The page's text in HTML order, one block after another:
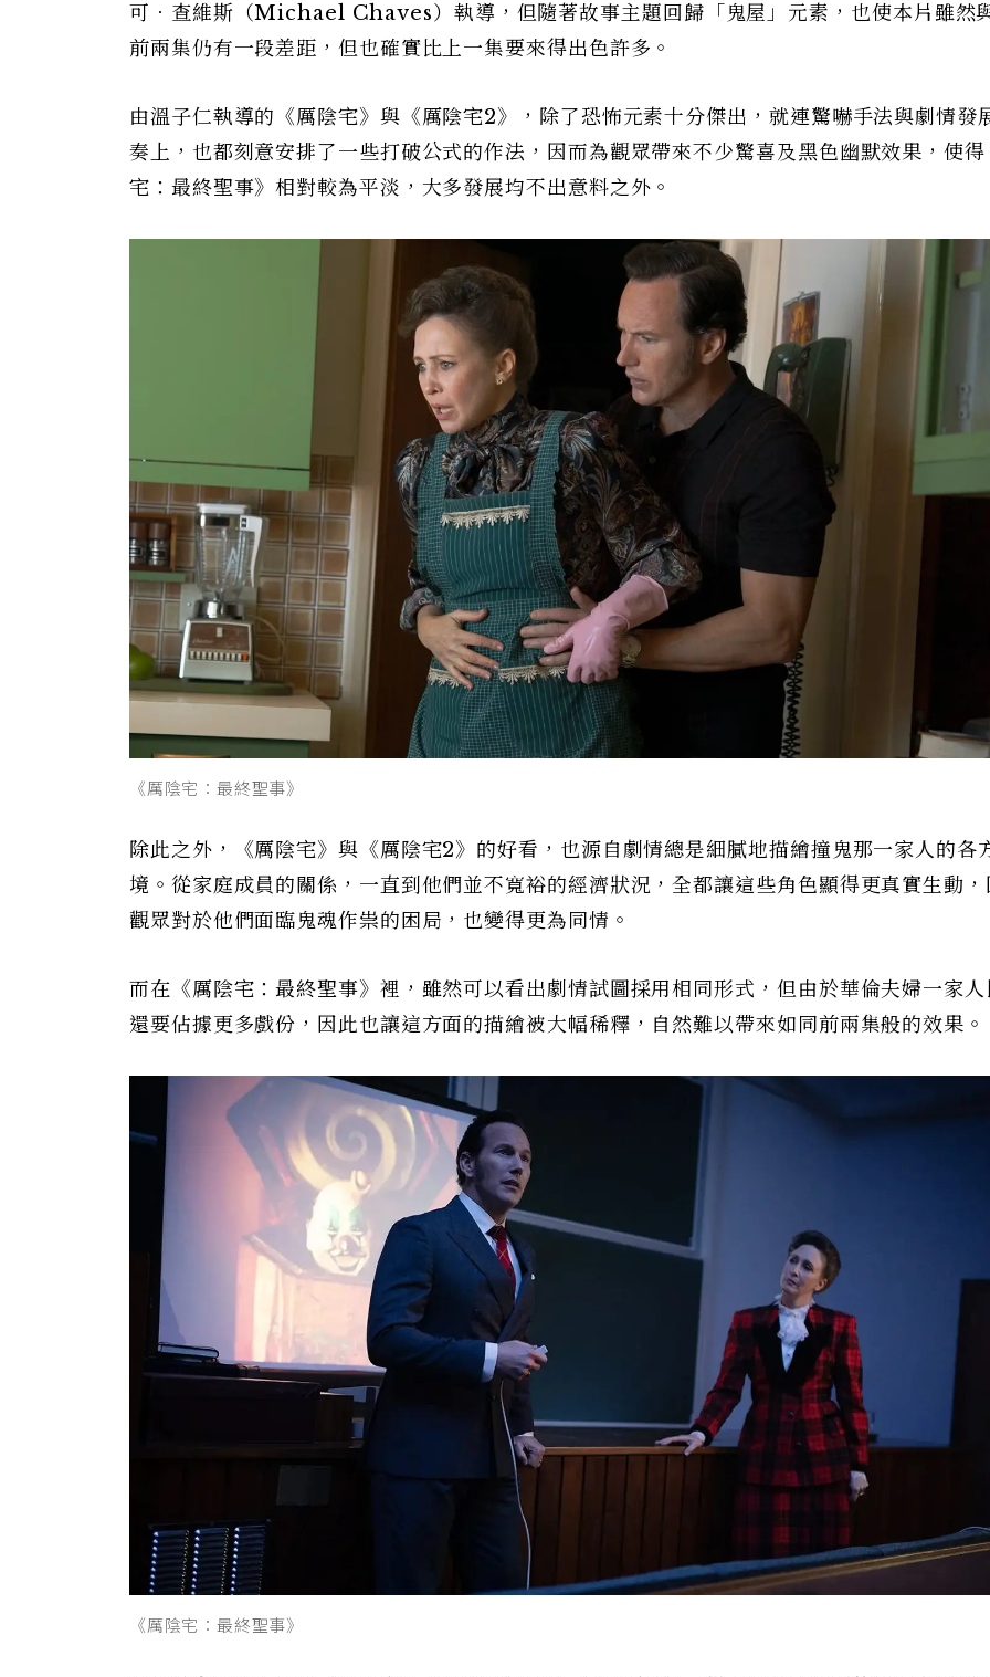
可．查維斯（Michael Chaves）執導，但隨著故事主題回歸「鬼屋」元素，也使本片雖然
前兩集仍有一段差距，但也確實比上一集要來得出色許多。
由溫子仁執導的《厲陰宅》與《厲陰宅2》，除了恐怖元素十分傑出，就連驚嚇手法與劇情發
奏上，也都刻意安排了一些打破公式的作法，因而為觀眾帶來不少驚喜及黑色幽默效果，使
宅：最終聖事》相對較為平淡，大多發展均不出意料之外。
《厲陰宅：最終聖事》
除此之外，《厲陰宅》與《厲陰宅2》的好看，也源自劇情總是細膩地描繪撞鬼那一家人的各
境。從家庭成員的關係，一直到他們並不寬裕的經濟狀況，全都讓這些角色顯得更真實生動
觀眾對於他們面臨鬼魂作祟的困局，也變得更為同情。
而在《厲陰宅：最終聖事》裡，雖然可以看出劇情試圖採用相同形式，但由於華倫夫婦一家
還要佔據更多戲份，因此也讓這方面的描繪被大幅稀釋，自然難以帶來如同前兩集般的效果。
《厲陰宅：最終聖事》